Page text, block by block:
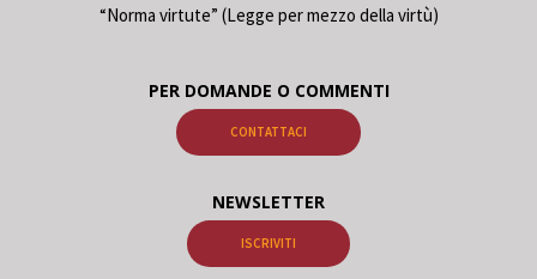
“Norma virtute” (Legge per mezzo della virtù)
PER DOMANDE O COMMENTI
CONTATTACI
NEWSLETTER
ISCRIVITI